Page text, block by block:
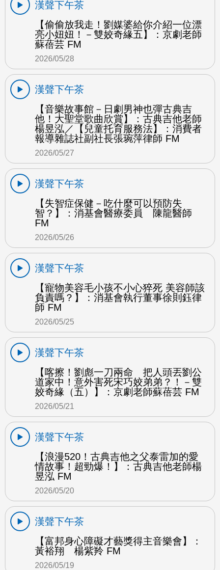
漢聲下午茶
【偷偷放我走！劉媒婆給你介紹一位漂
亮小妞妞！－雙姣奇緣五】：京劇老師
蘇蓓芸 FM
2026/05/28
漢聲下午茶
【音樂故事館－日劇男神也彈古典吉
他！大聖堂歌曲欣賞】：古典吉他老師
楊昱泓／【兒童托育服務法】：消費者
報導雜誌社副社長張琬萍律師 FM
2026/05/27
漢聲下午茶
【失智症保健－吃什麼可以預防失
智？】：消基會醫療委員 陳龍醫師
FM
2026/05/26
漢聲下午茶
【寵物美容毛小孩不小心猝死 美容師該
負責嗎？】：消基會執行董事徐則鈺律
師 FM
2026/05/25
漢聲下午茶
【喀擦！劉彪一刀兩命 把人頭丟劉公
道家中！意外害死宋巧姣弟弟？！－雙
姣奇緣（五）】：京劇老師蘇蓓芸 FM
2026/05/21
漢聲下午茶
【浪漫520！古典吉他之父泰雷加的愛
情故事！超勁爆！】：古典吉他老師楊
昱泓 FM
2026/05/20
漢聲下午茶
【富邦身心障礙才藝獎得主音樂會】：
黃裕翔 楊紫羚 FM
2026/05/19